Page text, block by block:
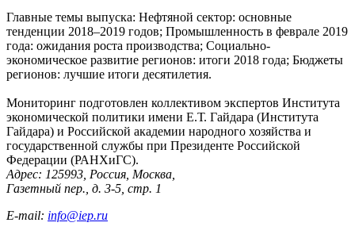
Главные темы выпуска: Нефтяной сектор: основные
тенденции 2018–2019 годов; Промышленность в феврале 2019
года: ожидания роста производства; Социально-
экономическое развитие регионов: итоги 2018 года; Бюджеты
регионов: лучшие итоги десятилетия.
Мониторинг подготовлен коллективом экспертов Института
экономической политики имени Е.Т. Гайдара (Института
Гайдара) и Российской академии народного хозяйства и
государственной службы при Президенте Российской
Федерации (РАНХиГС).
Адрес: 125993, Россия, Москва,
Газетный пер., д. 3-5, стр. 1
E-mail: info@iep.ru